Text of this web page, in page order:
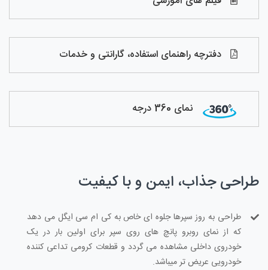
دفترچه راهنمای استفاده، گارانتی و خدمات
نمای 360 درجه
طراحی جذاب، ایمن و با کیفیت
طراحی به روز سپرها جلوه ای خاص به کی ام سی ایگل می دهد
که از نمای روبرو پانچ های روی سپر برای اولین بار در یک
خودروی داخلی مشاهده می گردد و قطعات کرومی تداعی کننده
خودرویی عریض تر میباشد.